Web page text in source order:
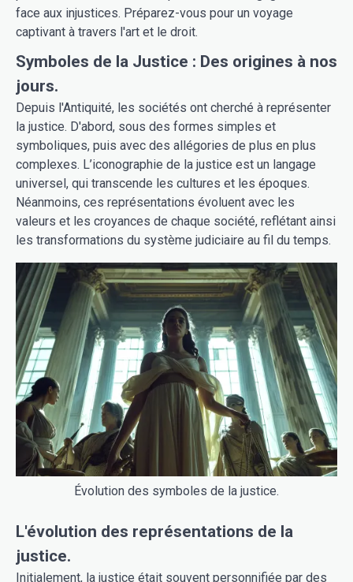
face aux injustices. Préparez-vous pour un voyage
captivant à travers l'art et le droit.
Symboles de la Justice : Des origines à nos
jours.
Depuis l'Antiquité, les sociétés ont cherché à représenter
la justice. D'abord, sous des formes simples et
symboliques, puis avec des allégories de plus en plus
complexes. L’iconographie de la justice est un langage
universel, qui transcende les cultures et les époques.
Néanmoins, ces représentations évoluent avec les
valeurs et les croyances de chaque société, reflétant ainsi
les transformations du système judiciaire au fil du temps.
Évolution des symboles de la justice.
L'évolution des représentations de la
justice.
Initialement, la justice était souvent personnifiée par des